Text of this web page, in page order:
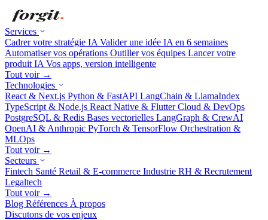
Services
Cadrer votre stratégie IA Valider une idée IA en 6 semaines
Automatiser vos opérations Outiller vos équipes Lancer votre
produit IA Vos apps, version intelligente
Tout voir →
Technologies
React & Next.js Python & FastAPI LangChain & LlamaIndex
TypeScript & Node.js React Native & FlutterCloud & DevOps
PostgreSQL & Redis Bases vectorielles LangGraph & CrewAI
OpenAI & Anthropic PyTorch & TensorFlow Orchestration &
MLOps
Tout voir →
Secteurs
Fintech Santé Retail & E-commerce Industrie RH & Recrutement
Legaltech
Tout voir →
Blog Références À propos
Discutons de vos enjeux